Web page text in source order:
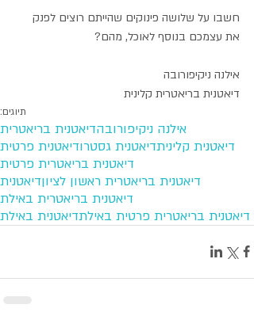
חשבו על שלושה פינוקים שהייתם רוצים לפנק
את עצמכם בנוסף לאוכל, מהם?
אילנה ניקיפורובה
דיאטנית בריאטרית קלינית
תיוגים:
אילנה ניקיפורובהדיאטנית בריאטרית
דיאטנית קליניתדיאטנית גסטרודיאטנית פרטית
דיאטנית בריאטרית פרטית
דיאטנית בריאטרית ראשון לציוןדיאטנית
דיאטנית בריאטרית באילת
דיאטנית בריאטרית פרטית באילתדיאטנית באילת